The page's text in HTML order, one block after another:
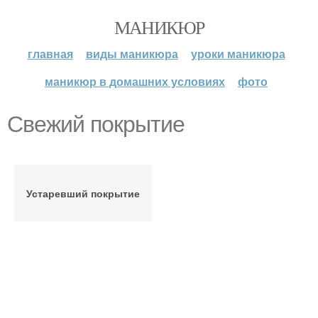
МАНИКЮР
главная виды маникюра
уроки маникюра
маникюр в домашних условиях
фото
Свежий покрытие
Устаревший покрытие